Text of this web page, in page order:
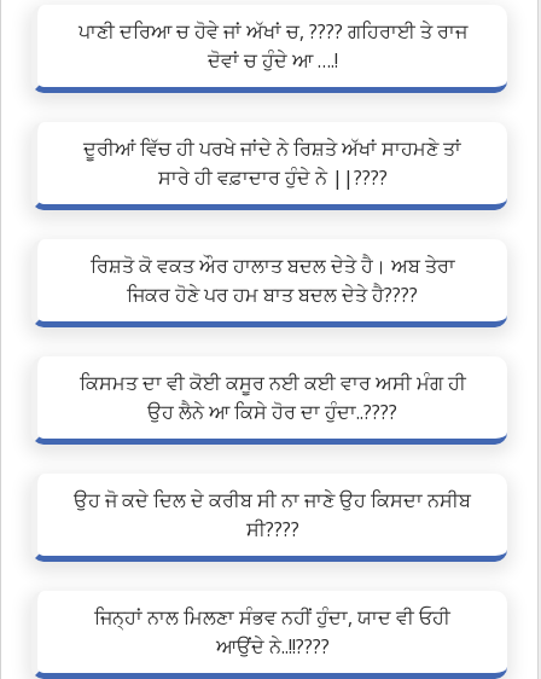
ਪਾਣੀ ਦਰਿਆ ਚ ਹੋਵੇ ਜਾਂ ਅੱਖਾਂ ਚ, ???? ਗਹਿਰਾਈ ਤੇ ਰਾਜ
ਦੋਵਾਂ ਚ ਹੁੰਦੇ ਆ ….!
ਦੂਰੀਆਂ ਵਿੱਚ ਹੀ ਪਰਖੇ ਜਾਂਦੇ ਨੇ ਰਿਸ਼ਤੇ ਅੱਖਾਂ ਸਾਹਮਣੇ ਤਾਂ
ਸਾਰੇ ਹੀ ਵਫ਼ਾਦਾਰ ਹੁੰਦੇ ਨੇ ||????
ਰਿਸ਼ਤੋ ਕੋ ਵਕਤ ਔਰ ਹਾਲਾਤ ਬਦਲ ਦੇਤੇ ਹੈ। ਅਬ ਤੇਰਾ
ਜਿਕਰ ਹੋਣੇ ਪਰ ਹਮ ਬਾਤ ਬਦਲ ਦੇਤੇ ਹੈ????
ਕਿਸਮਤ ਦਾ ਵੀ ਕੋਈ ਕਸੂਰ ਨਈ ਕਈ ਵਾਰ ਅਸੀ ਮੰਗ ਹੀ
ਉਹ ਲੈਨੇ ਆ ਕਿਸੇ ਹੋਰ ਦਾ ਹੁੰਦਾ..????
ਉਹ ਜੋ ਕਦੇ ਦਿਲ ਦੇ ਕਰੀਬ ਸੀ ਨਾ ਜਾਣੇ ਉਹ ਕਿਸਦਾ ਨਸੀਬ
ਸੀ????
ਜਿਨ੍ਹਾਂ ਨਾਲ ਮਿਲਣਾ ਸੰਭਵ ਨਹੀਂ ਹੁੰਦਾ, ਯਾਦ ਵੀ ਓਹੀ
ਆਉਂਦੇ ਨੇ..!!????